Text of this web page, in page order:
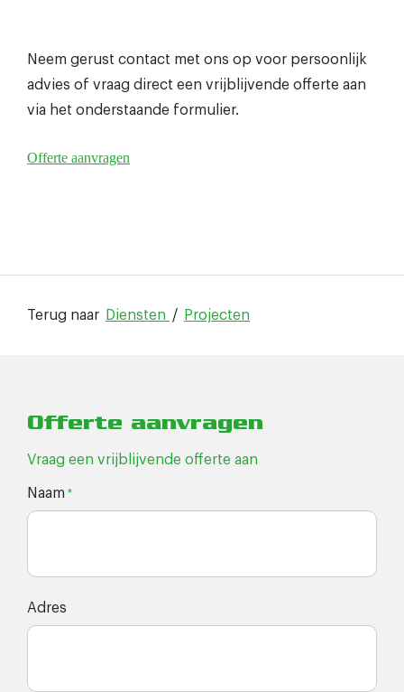
Neem gerust contact met ons op voor persoonlijk
advies of vraag direct een vrijblijvende offerte aan
via het onderstaande formulier.
Offerte aanvragen
Terug naar Diensten / Projecten
Offerte aanvragen
Vraag een vrijblijvende offerte aan
Naam *
Adres